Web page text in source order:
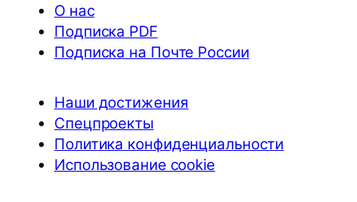
О нас
Подписка PDF
Подписка на Почте России
Наши достижения
Спецпроекты
Политика конфиденциальности
Использование cookie